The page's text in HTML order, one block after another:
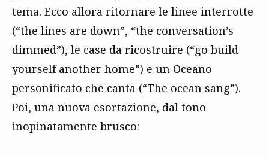
tema. Ecco allora ritornare le linee interrotte
(“the lines are down”, “the conversation’s
dimmed”), le case da ricostruire (“go build
yourself another home”) e un Oceano
personificato che canta (“The ocean sang”).
Poi, una nuova esortazione, dal tono
inopinatamente brusco: